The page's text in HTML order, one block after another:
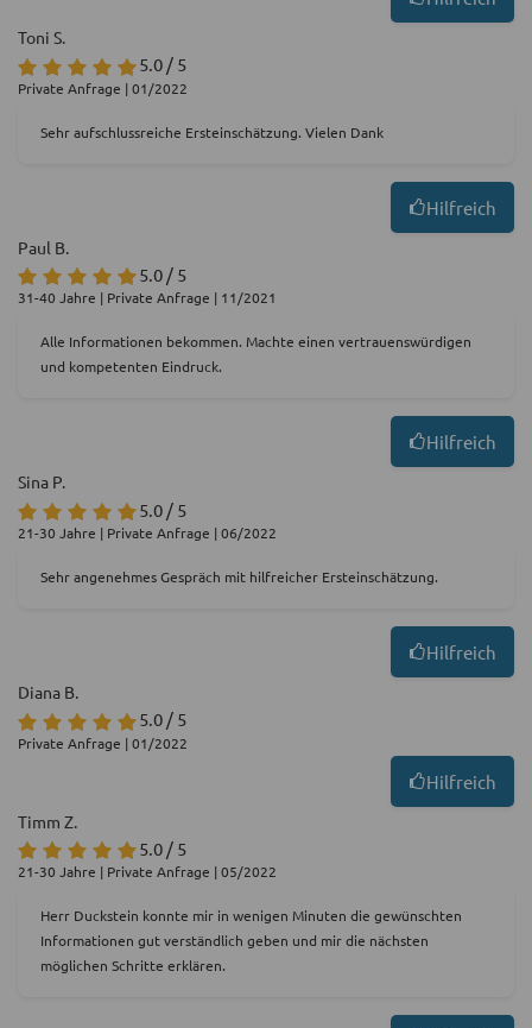
Toni S.
5.0 / 5
Private Anfrage | 01/2022
Sehr aufschlussreiche Ersteinschätzung. Vielen Dank
Hilfreich
Paul B.
5.0 / 5
31-40 Jahre | Private Anfrage | 11/2021
Alle Informationen bekommen. Machte einen vertrauenswürdigen
und kompetenten Eindruck.
Hilfreich
Sina P.
5.0 / 5
21-30 Jahre | Private Anfrage | 06/2022
Sehr angenehmes Gespräch mit hilfreicher Ersteinschätzung.
Hilfreich
Diana B.
5.0 / 5
Private Anfrage | 01/2022
Hilfreich
Timm Z.
5.0 / 5
21-30 Jahre | Private Anfrage | 05/2022
Herr Duckstein konnte mir in wenigen Minuten die gewünschten
Informationen gut verständlich geben und mir die nächsten
möglichen Schritte erklären.